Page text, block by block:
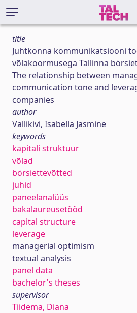
title
Juhtkonna kommunikatsiooni
võlakoormusega Tallinna
The relationship between
communication tone and
companies
author
Vallikivi, Isabella Jasmine
keywords
kapitali struktuur
võlad
börsiettevõtted
juhid
paneelanalüüs
bakalaureusetööd
capital structure
leverage
managerial optimism
textual analysis
panel data
bachelor's theses
supervisor
Tiidema, Diana